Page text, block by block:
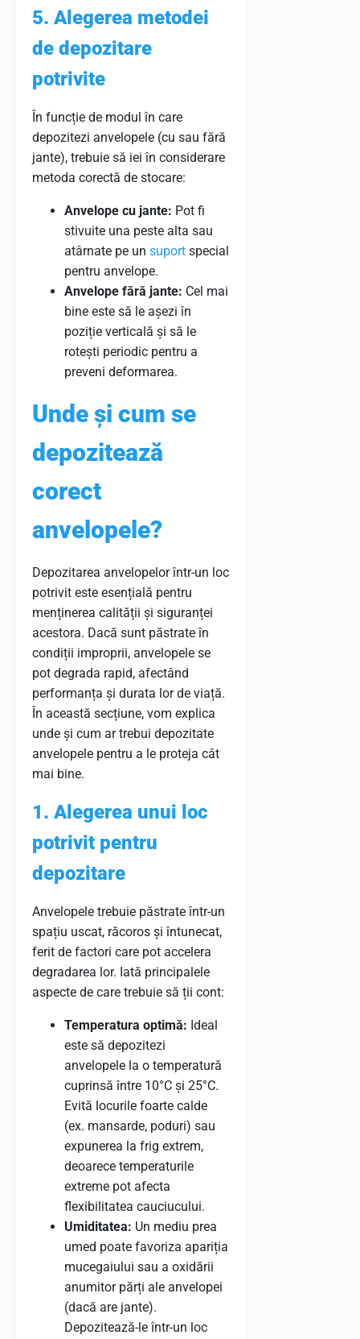
5. Alegerea metodei
de depozitare
potrivite
În funcție de modul în care
depozitezi anvelopele (cu sau fără
jante), trebuie să iei în considerare
metoda corectă de stocare:
Anvelope cu jante: Pot fi
stivuite una peste alta sau
atârnate pe un suport special
pentru anvelope.
Anvelope fără jante: Cel mai
bine este să le așezi în
poziție verticală și să le
rotești periodic pentru a
preveni deformarea.
Unde și cum se
depozitează
corect
anvelopele?
Depozitarea anvelopelor într-un loc
potrivit este esențială pentru
menținerea calității și siguranței
acestora. Dacă sunt păstrate în
condiții improprii, anvelopele se
pot degrada rapid, afectând
performanța și durata lor de viață.
În această secțiune, vom explica
unde și cum ar trebui depozitate
anvelopele pentru a le proteja cât
mai bine.
1. Alegerea unui loc
potrivit pentru
depozitare
Anvelopele trebuie păstrate într-un
spațiu uscat, răcoros și întunecat,
ferit de factori care pot accelera
degradarea lor. Iată principalele
aspecte de care trebuie să ții cont:
Temperatura optimă: Ideal
este să depozitezi
anvelopele la o temperatură
cuprinsă între 10°C și 25°C.
Evită locurile foarte calde
(ex. mansarde, poduri) sau
expunerea la frig extrem,
deoarece temperaturile
extreme pot afecta
flexibilitatea cauciucului.
Umiditatea: Un mediu prea
umed poate favoriza apariția
mucegaiului sau a oxidării
anumitor părți ale anvelopei
(dacă are jante).
Depozitează-le într-un loc